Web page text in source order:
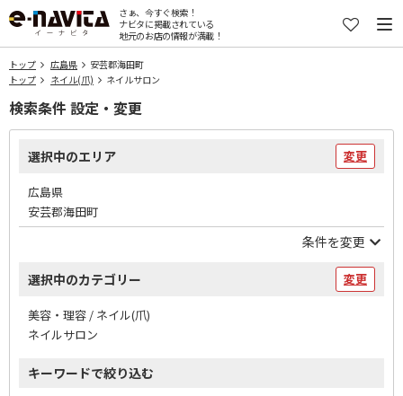
さぁ、今すぐ検索！
ナビタに掲載されている
地元のお店の情報が満載！
トップ 広島県
安芸郡海田町
トップ
ネイル(爪) ネイルサロン
検索条件 設定・変更
選択中のエリア 変更
広島県
安芸郡海田町
条件を変更
選択中のカテゴリー 変更
美容・理容 / ネイル(爪)
ネイルサロン
キーワードで絞り込む